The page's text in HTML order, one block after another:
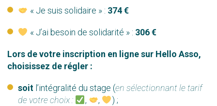
« Je suis solidaire » : 374 €
« J’ai besoin de solidarité » : 306 €
Lors de votre inscription en ligne sur Hello Asso,
choisissez de régler :
soit l’intégralité du stage (en sélectionnant le tarif
de votre choix :
, , ) ;